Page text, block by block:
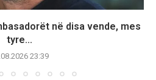
në disa vende, mes
tyre...
23:39